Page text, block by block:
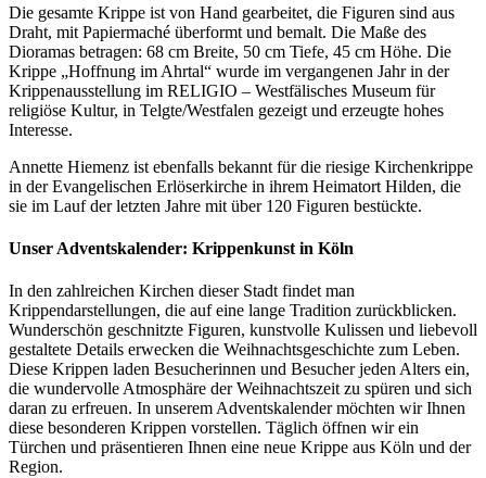
Die gesamte Krippe ist von Hand gearbeitet, die Figuren sind aus
Draht, mit Papiermaché überformt und bemalt. Die Maße des
Dioramas betragen: 68 cm Breite, 50 cm Tiefe, 45 cm Höhe. Die
Krippe „Hoffnung im Ahrtal“ wurde im vergangenen Jahr in der
Krippenausstellung im RELIGIO – Westfälisches Museum für
religiöse Kultur, in Telgte/Westfalen gezeigt und erzeugte hohes
Interesse.
Annette Hiemenz ist ebenfalls bekannt für die riesige Kirchenkrippe
in der Evangelischen Erlöserkirche in ihrem Heimatort Hilden, die
sie im Lauf der letzten Jahre mit über 120 Figuren bestückte.
Unser Adventskalender: Krippenkunst in Köln
In den zahlreichen Kirchen dieser Stadt findet man
Krippendarstellungen, die auf eine lange Tradition zurückblicken.
Wunderschön geschnitzte Figuren, kunstvolle Kulissen und liebevoll
gestaltete Details erwecken die Weihnachtsgeschichte zum Leben.
Diese Krippen laden Besucherinnen und Besucher jeden Alters ein,
die wundervolle Atmosphäre der Weihnachtszeit zu spüren und sich
daran zu erfreuen. In unserem Adventskalender möchten wir Ihnen
diese besonderen Krippen vorstellen. Täglich öffnen wir ein
Türchen und präsentieren Ihnen eine neue Krippe aus Köln und der
Region.